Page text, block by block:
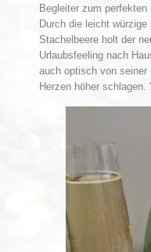
Begleiter zum
Durch die leicht
Stachelbeere holt der
Urlaubsfeeling nach
auch optisch von
Herzen höher schlagen.